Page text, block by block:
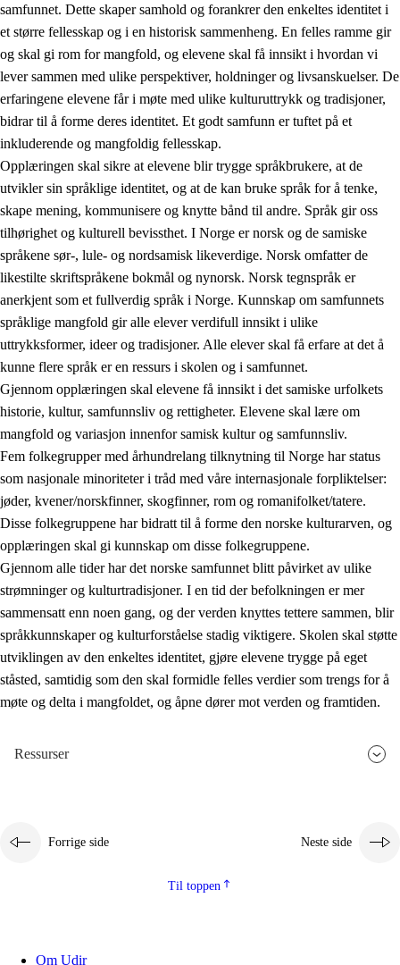
1.5 Respekt for naturen og miljøbevissthet
1.6 Demokrati og medvirkning
samfunnet. Dette skaper samhold og forankrer den enkeltes identitet i
et større fellesskap og i en historisk sammenheng. En felles ramme gir
og skal gi rom for mangfold, og elevene skal få innsikt i hvordan vi
lever sammen med ulike perspektiver, holdninger og livsanskuelser. De
erfaringene elevene får i møte med ulike kulturuttrykk og tradisjoner,
bidrar til å forme deres identitet. Et godt samfunn er tuftet på et
inkluderende og mangfoldig fellesskap.
Opplæringen skal sikre at elevene blir trygge språkbrukere, at de
utvikler sin språklige identitet, og at de kan bruke språk for å tenke,
skape mening, kommunisere og knytte bånd til andre. Språk gir oss
tilhørighet og kulturell bevissthet. I Norge er norsk og de samiske
språkene sør-, lule- og nordsamisk likeverdige. Norsk omfatter de
likestilte skriftspråkene bokmål og nynorsk. Norsk tegnspråk er
anerkjent som et fullverdig språk i Norge. Kunnskap om samfunnets
språklige mangfold gir alle elever verdifull innsikt i ulike
uttrykksformer, ideer og tradisjoner. Alle elever skal få erfare at det å
kunne flere språk er en ressurs i skolen og i samfunnet.
Gjennom opplæringen skal elevene få innsikt i det samiske urfolkets
historie, kultur, samfunnsliv og rettigheter. Elevene skal lære om
mangfold og variasjon innenfor samisk kultur og samfunnsliv.
Fem folkegrupper med århundrelang tilknytning til Norge har status
som nasjonale minoriteter i tråd med våre internasjonale forpliktelser:
jøder, kvener/norskfinner, skogfinner, rom og romanifolket/tatere.
Disse folkegruppene har bidratt til å forme den norske kulturarven, og
opplæringen skal gi kunnskap om disse folkegruppene.
Gjennom alle tider har det norske samfunnet blitt påvirket av ulike
strømninger og kulturtradisjoner. I en tid der befolkningen er mer
sammensatt enn noen gang, og der verden knyttes tettere sammen, blir
språkkunnskaper og kulturforståelse stadig viktigere. Skolen skal støtte
utviklingen av den enkeltes identitet, gjøre elevene trygge på eget
ståsted, samtidig som den skal formidle felles verdier som trengs for å
møte og delta i mangfoldet, og åpne dører mot verden og framtiden.
Ressurser
Forrige side Neste side
Til toppen
Om Udir